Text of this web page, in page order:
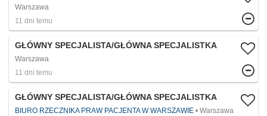
Warszawa
11 dni temu
GŁÓWNY SPECJALISTA/GŁÓWNA SPECJALISTKA
Warszawa
11 dni temu
GŁÓWNY SPECJALISTA/GŁÓWNA SPECJALISTKA
BIURO RZECZNIKA PRAW PACJENTA W WARSZAWIE
Warszawa